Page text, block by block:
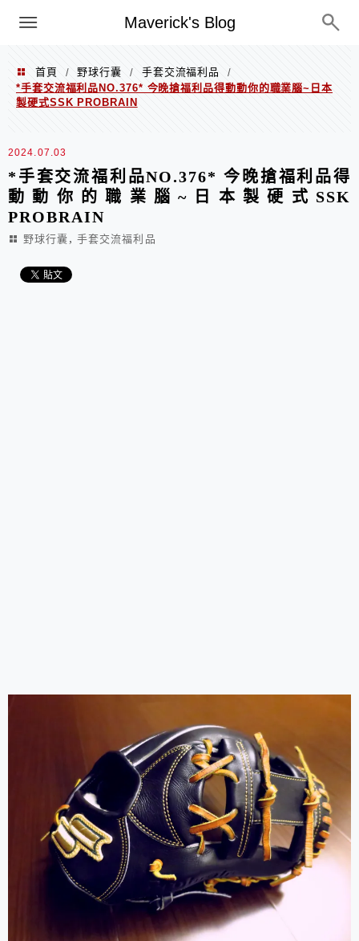
Maverick's Blog
Menu
首頁 / 野球行囊 / 手套交流福利品
/
*手套交流福利品NO.376* 今晚搶福利品得動動你的職業腦~日本
製硬式SSK PROBRAIN
2024.07.03
*手套交流福利品NO.376* 今晚搶福利品得
動動你的職業腦~日本製硬式SSK
PROBRAIN
野球行囊 , 手套交流福利品